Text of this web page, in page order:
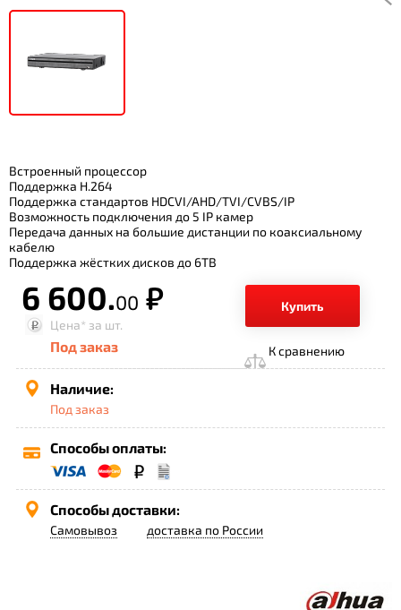
Встроенный процессор
Поддержка H.264
Поддержка стандартов HDCVI/AHD/TVI/CVBS/IP
Возможность подключения до 5 IP камер
Передача данных на большие дистанции по коаксиальному
кабелю
Поддержка жёстких дисков до 6TB
6 600.00 р.
Купить
Цена* за шт.
Под заказ К сравнению
Наличие:
Под заказ
Способы оплаты:
Способы доставки:
Самовывоз доставка по России